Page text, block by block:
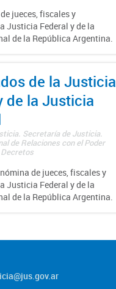
jueces, fiscales y
Justicia Federal y de la
de la República Argentina.
de la Justicia
de la Justicia
Secretaría de Justicia.
de Relaciones con el Poder
de jueces, fiscales y
Justicia Federal y de la
de la República Argentina.